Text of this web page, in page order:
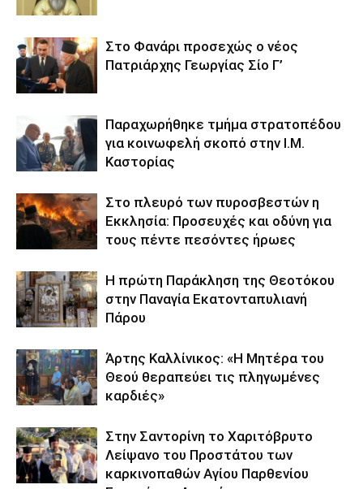
Στο Φανάρι προσεχώς ο νέος
Πατριάρχης Γεωργίας Σίο Γ’
Παραχωρήθηκε τμήμα στρατοπέδου
για κοινωφελή σκοπό στην Ι.Μ.
Καστορίας
Στο πλευρό των πυροσβεστών η
Εκκλησία: Προσευχές και οδύνη για
τους πέντε πεσόντες ήρωες
Η πρώτη Παράκληση της Θεοτόκου
στην Παναγία Εκατονταπυλιανή
Πάρου
Άρτης Καλλίνικος: «Η Μητέρα του
Θεού θεραπεύει τις πληγωμένες
καρδιές»
Στην Σαντορίνη το Χαριτόβρυτο
Λείψανο του Προστάτου των
καρκινοπαθών Αγίου Παρθενίου